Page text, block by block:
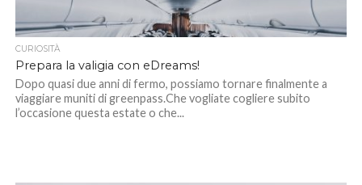
CURIOSITÀ
Prepara la valigia con eDreams!
Dopo quasi due anni di fermo, possiamo tornare finalmente a
viaggiare muniti di greenpass.Che vogliate cogliere subito
l’occasione questa estate o che...